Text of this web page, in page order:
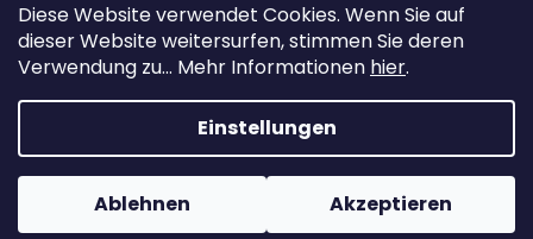
Diese Website verwendet Cookies. Wenn Sie auf
dieser Website weitersurfen, stimmen Sie deren
Verwendung zu... Mehr Informationen hier.
Einstellungen
Ablehnen Akzeptieren
Facebook
Copyright 2026Kama elektro . Alle Rechte vorbehalten.